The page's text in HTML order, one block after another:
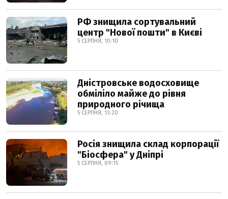
РФ знищила сортувальний
центр "Нової пошти" в Києві
5 СЕРПНЯ, 10:10
Дністровське водосховище
обміліло майже до рівня
природного річища
5 СЕРПНЯ, 13:20
Росія знищила склад корпорації
"Біосфера" у Дніпрі
5 СЕРПНЯ, 09:15